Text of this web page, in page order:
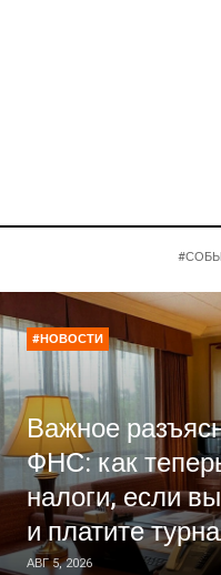
#НОВОСТИ
Важное
ФНС: как
налоги, если
и платите
АВГ 5, 2026